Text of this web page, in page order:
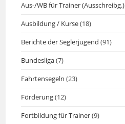
Aus-/WB für Trainer (Ausschreibg.)
Ausbildung / Kurse(18)
Berichte der Seglerjugend (91)
Bundesliga(7)
Fahrtensegeln (23)
Förderung(12)
Fortbildung für Trainer(9)